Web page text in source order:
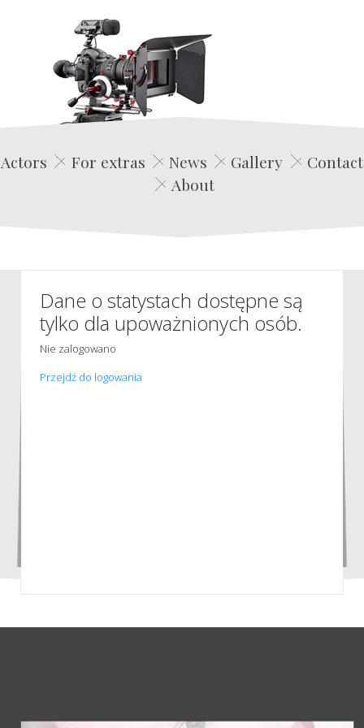
Edwin Film Agencja Aktorska
Actors For extras News Gallery
Contact
About
Dane o statystach dostępne są
tylko dla upoważnionych osób.
Nie zalogowano
Przejdź do logowania